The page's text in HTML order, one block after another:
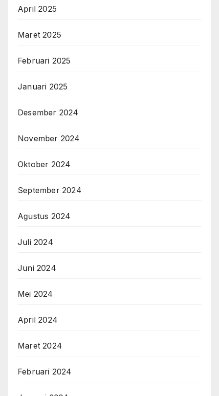
April 2025
Maret 2025
Februari 2025
Januari 2025
Desember 2024
November 2024
Oktober 2024
September 2024
Agustus 2024
Juli 2024
Juni 2024
Mei 2024
April 2024
Maret 2024
Februari 2024